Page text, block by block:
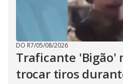
DO R7/05/08/2026
Traficante 'Bigão'
trocar tiros